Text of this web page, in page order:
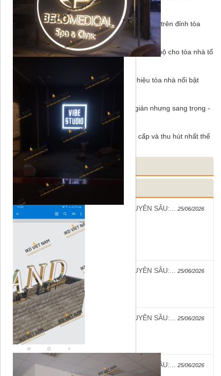
tầng trở lên
18/06/2026
Quá trình thi công biển hiệu chữ nổi nặng 2 tấn trên đỉnh tòa
nhà FIBONAN -18/06/2026
Thiết kế hệ thống biển chỉ dẫn (Signage) đồng bộ cho tòa nhà tổ
Nghệ thuật phối màu đèn LED cho biển hiệu tòa nhà nổi bật
Xu hướng thiết kế biển hiệu tòa nhà tối giản nhưng sang trọng -
18/06/2026
Top 20 mẫu biển hiệu tòa nhà đẹp đẳng cấp và thu hút nhất thế
18/06/2026
DANH MỤC SẢN PHẨM
TIN TỨC MỚI
✍️ BÀI VIẾT CHUYÊN SÂU:... 25/06/2026
✍️ BÀI VIẾT CHUYÊN SÂU:... 25/06/2026
✍️ BÀI VIẾT CHUYÊN SÂU:... 25/06/2026
✍️ BÀI VIẾT CHUYÊN SÂU:... 25/06/2026